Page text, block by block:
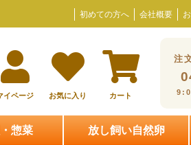
初めての方へ 会社概要
イページ お気に入り カート
注
惣菜 放し飼い自然卵